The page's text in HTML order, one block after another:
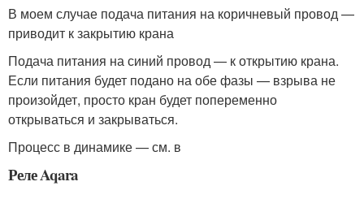
В моем случае подача питания на коричневый провод —
приводит к закрытию крана
Подача питания на синий провод — к открытию крана.
Если питания будет подано на обе фазы — взрыва не
произойдет, просто кран будет попеременно
открываться и закрываться.
Процесс в динамике — см. в
Реле Aqara